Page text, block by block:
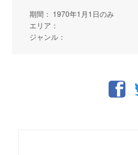
期間： 1970年1月1日のみ
エリア：
ジャンル：